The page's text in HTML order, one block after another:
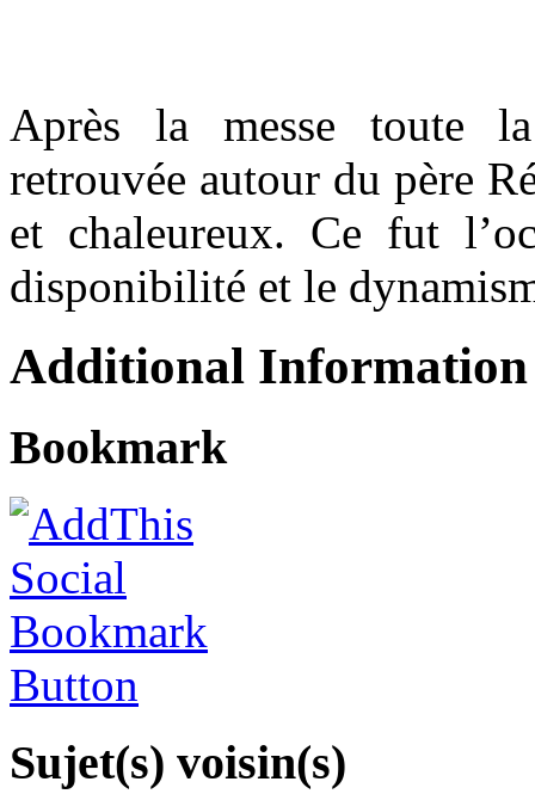
Après la messe toute la
retrouvée autour du père
et chaleureux. Ce fut
disponibilité et le
Additional Information
Bookmark
Sujet(s) voisin(s)